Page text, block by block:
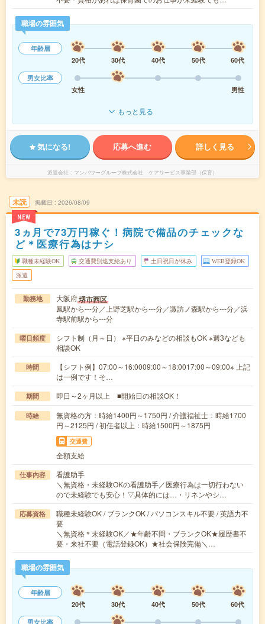
職場の雰囲気
年齢層
20代
30代 40代 50代
60代
男女比率
女性
男性
もっと見る
気になる! 応募へ進む 詳しく見る
派遣会社 マンパワーグループ株式会社 ケアサービス事業部（保育）
未読
NEW
掲載日 2026/08/09
3ヵ月で73万円稼ぐ！病院で備品のチェックな
ど＊医療行為はナシ
職種未経験OK 交通費別途支給あり 土日祝日が休み WEB登録OK
派遣
勤務地 大阪府堺市西区
鳳駅から---分／上野芝駅から---分／諏訪ノ森駅から---分／浜
寺駅前駅から---分
曜日頻度
シフト制（月～日） ※平日のみなどの相談もOK ※週3なども
相談OK
時間
【シフト例】07:00～16:0009:00～18:0017:00～09:00※ 上記
は一例です！そ…
期間 即日～2ヶ月以上 ■開始日の相談OK！
時給
無資格の方：時給1400円～1750円 / 介護福祉士：時給1700
円～2125円 / 初任者以上：時給1500円～1875円
交通費
全額支給
仕事内容
看護助手
＼無資格・未経験OKの看護助手／医療行為は一切行わない
ので未経験でも安心！▽具体的には…・リネンやシ…
応募資格
職種未経験OK / ブランクOK / パソコンスキル不要 / 英語力不
要
＼無資格＊未経験OK／★年齢不問・ブランクOK★履歴書不
要・来社不要（電話登録OK）★社会保険完備＼…
職場の雰囲気
年齢層
20代
30代 40代 50代
60代
男女比率